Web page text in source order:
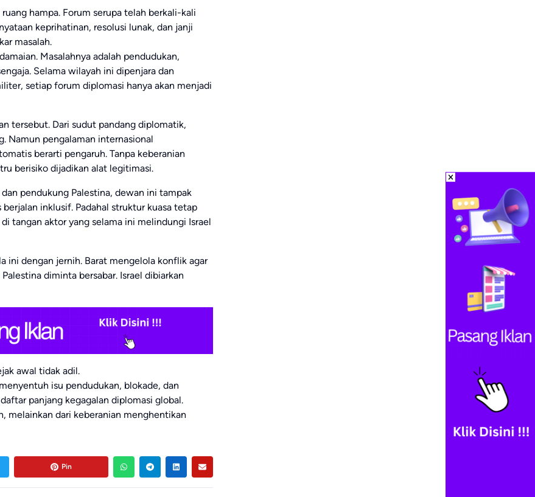
hampa. Forum serupa telah berkali-kali
keprihatinan, resolusi lunak, dan janji
masalah.
Masalahnya adalah pendudukan,
Selama wilayah ini dipenjara dan
setiap forum diplomasi hanya akan menjadi
tersebut. Dari sudut pandang diplomatik,
Namun pengalaman internasional
berarti pengaruh. Tanpa keberanian
berisiko dijadikan alat legitimasi.
pendukung Palestina, dewan ini tampak
inklusif. Padahal struktur kuasa tetap
tangan aktor yang selama ini melindungi Israel
ini dengan jernih. Barat mengelola konflik agar
diminta bersabar. Israel dibiarkan
awal tidak adil.
isu pendudukan, blokade, dan
panjang kegagalan diplomasi global.
melainkan dari keberanian menghentikan
Pin